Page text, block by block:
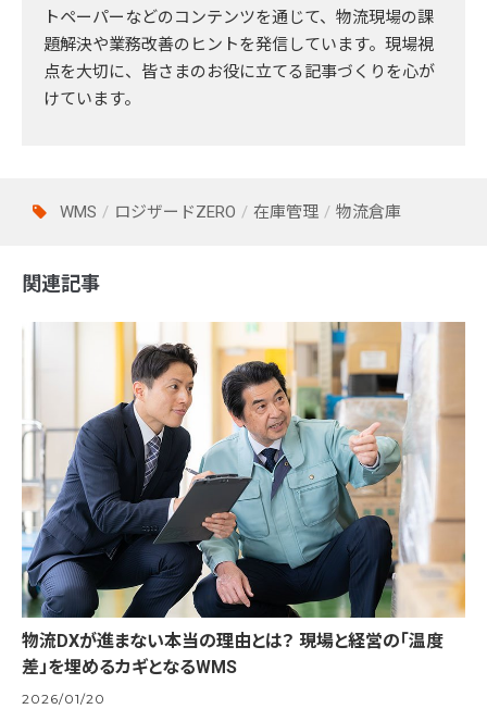
トペーパーなどのコンテンツを通じて、物流現場の課
題解決や業務改善のヒントを発信しています。現場視
点を大切に、皆さまのお役に立てる記事づくりを心が
けています。
WMS ロジザードZERO 在庫管理 物流倉庫
関連記事
物流DXが進まない本当の理由とは？ 現場と経営の「温度
差」を埋めるカギとなるWMS
2026/01/20